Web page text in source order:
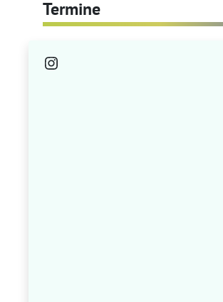
Termine
Instagram